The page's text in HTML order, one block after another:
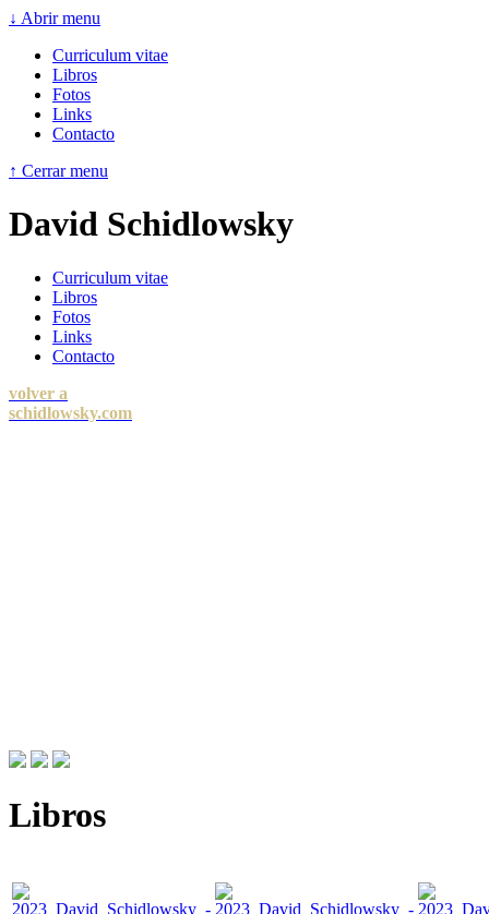
↓ Abrir menu
Curriculum vitae
Libros
Fotos
Links
Contacto
↑ Cerrar menu
David Schidlowsky
Curriculum vitae
Libros
Fotos
Links
Contacto
volver a
schidlowsky.com
Libros